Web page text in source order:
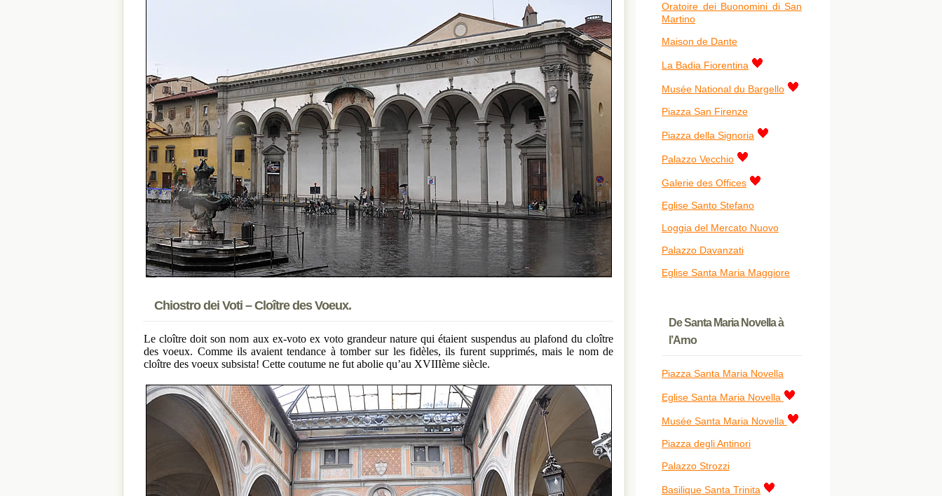
Chiostro dei Voti – Cloître des Voeux.
Le cloître doit son nom aux ex-voto ex voto grandeur nature qui étaient suspendus au plafond du cloître
des voeux. Comme ils avaient tendance à tomber sur les fidèles, ils furent supprimés, mais le nom de
cloître des voeux subsista! Cette coutume ne fut abolie qu’au XVIIIème siècle.
Oratoire dei Buonomini di San
Martino
Maison de Dante
La Badia Fiorentina
Musée National du Bargello
Piazza San Firenze
Piazza della Signoria
Palazzo Vecchio
Galerie des Offices
Eglise Santo Stefano
Loggia del Mercato Nuovo
Palazzo Davanzati
Eglise Santa Maria Maggiore
De Santa Maria Novella à
l’Arno
Piazza Santa Maria Novella
Eglise Santa Maria Novella
Musée Santa Maria Novella
Piazza degli Antinori
Palazzo Strozzi
Basilique Santa Trinita